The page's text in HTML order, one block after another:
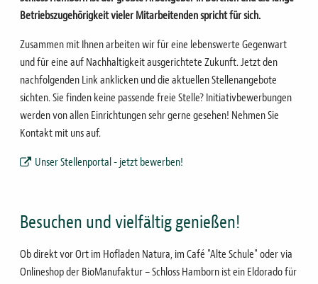
Betriebszugehörigkeit vieler Mitarbeitenden spricht für sich.
Zusammen mit Ihnen arbeiten wir für eine lebenswerte Gegenwart
und für eine auf Nachhaltigkeit ausgerichtete Zukunft. Jetzt den
nachfolgenden Link anklicken und die aktuellen Stellenangebote
sichten. Sie finden keine passende freie Stelle? Initiativbewerbungen
werden von allen Einrichtungen sehr gerne gesehen! Nehmen Sie
Kontakt mit uns auf.
Unser Stellenportal - jetzt bewerben!
Besuchen und vielfältig genießen!
Ob direkt vor Ort im Hofladen Natura, im Café "Alte Schule" oder via
Onlineshop der BioManufaktur – Schloss Hamborn ist ein Eldorado für